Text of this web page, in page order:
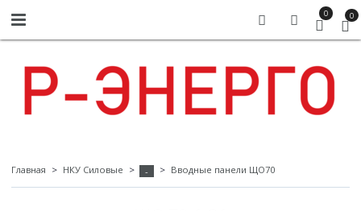
0 0
Главная НКУ Силовые - Вводные панели ЩО70